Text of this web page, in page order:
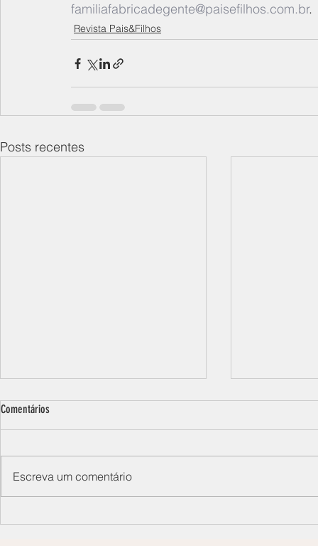
familiafabricadegente@paisefilhos.com.br.
Revista Pais&Filhos
Posts recentes
Comentários
Escreva um comentário